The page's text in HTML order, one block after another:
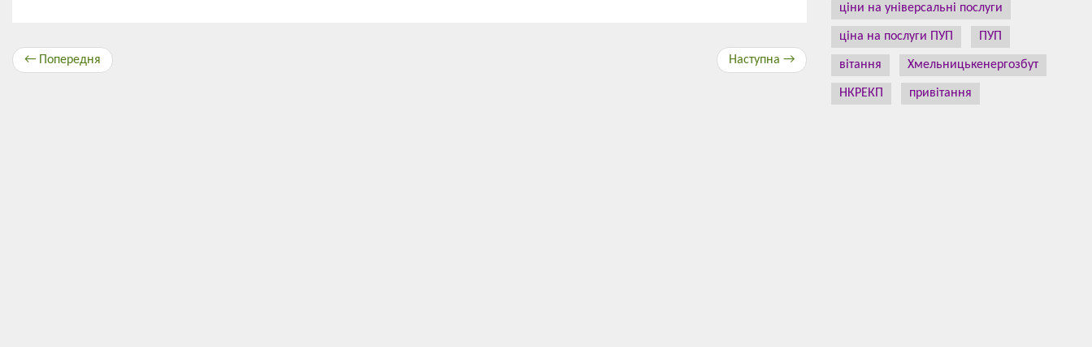
← Попередня Наступна →
ціни на універсальні послуги
ціна на послуги ПУП ПУП
вітання Хмельницькенергозбут
НКРЕКП привітання